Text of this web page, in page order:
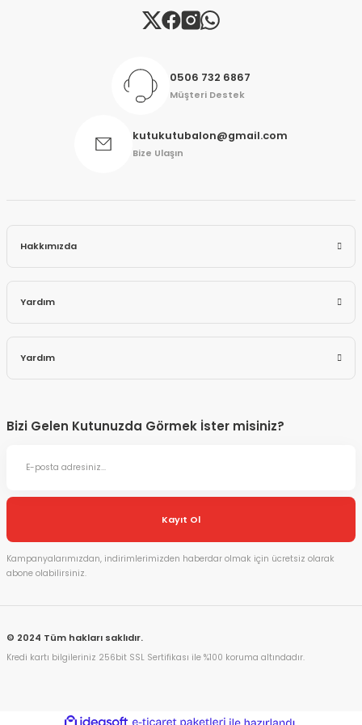
Gönder
0506 732 6867
Müşteri Destek
kutukutubalon@gmail.com
Bize Ulaşın
Hakkımızda
Yardım
Yardım
Bizi Gelen Kutunuzda Görmek İster misiniz?
Kayıt Ol
Kampanyalarımızdan, indirimlerimizden haberdar olmak için ücretsiz olarak
abone olabilirsiniz.
© 2024 Tüm hakları saklıdır.
Kredi kartı bilgileriniz 256bit SSL Sertifikası ile %100 koruma altındadır.
ideasoft e-